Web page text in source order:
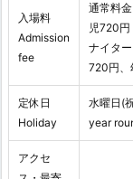
入場料
Admission
fee
通常料
児720円
ナイタ
720円、
定休日
Holiday
水曜日(
year
アクセ